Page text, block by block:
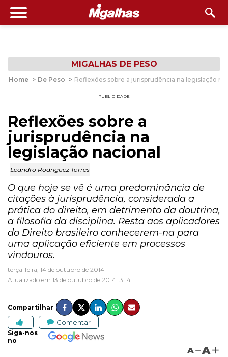
MIGALHAS DE PESO
Home > De Peso > Reflexões sobre a jurisprudência na legislação
PUBLICIDADE
Reflexões sobre a
jurisprudência na
legislação nacional
Leandro Rodriguez Torres
O que hoje se vê é uma predominância de
citações à jurisprudência, considerada a
prática do direito, em detrimento da doutrina,
a filosofia da disciplina. Resta aos aplicadores
do Direito brasileiro conhecerem-na para
uma aplicação eficiente em processos
vindouros.
terça-feira, 14 de outubro de 2014
Atualizado em 13 de outubro de 2014 13:14
Compartilhar
Comentar
Siga-nos
no
A A